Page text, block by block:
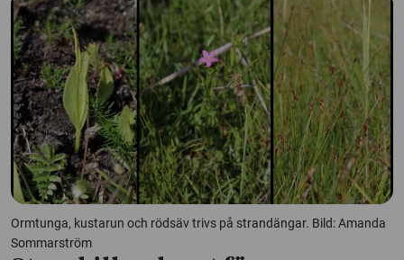
Ormtunga, kustarun och rödsäv trivs på strandängar. Bild: Amanda
Sommarström